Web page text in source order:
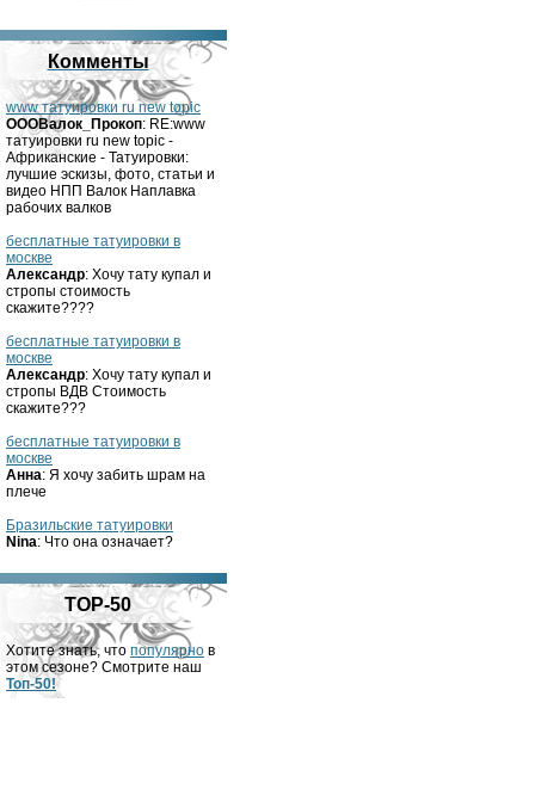
Комменты
www татуировки ru new topic
OOOВалок_Прокоп: RE:www
татуировки ru new topic -
Африканские - Татуировки:
лучшие эскизы, фото, статьи и
видео НПП Валок Наплавка
рабочих валков
бесплатные татуировки в
москве
Александр: Хочу тату купал и
стропы стоимость
скажите????
бесплатные татуировки в
москве
Александр: Хочу тату купал и
стропы ВДВ Стоимость
скажите???
бесплатные татуировки в
москве
Анна: Я хочу забить шрам на
плече
Бразильские татуировки
Nina: Что она означает?
TOP-50
Хотите знать, что популярно в
этом сезоне? Смотрите наш
Топ-50!